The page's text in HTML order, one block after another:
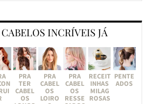
INCRÍVEIS JÁ
PRA
TER
CABEL
OS
PRA
CABEL
OS
LOIRO
PRA
CABEL
OS
RESSE
RECEIT
INHAS
MILAG
ROSAS
PENTE
ADOS